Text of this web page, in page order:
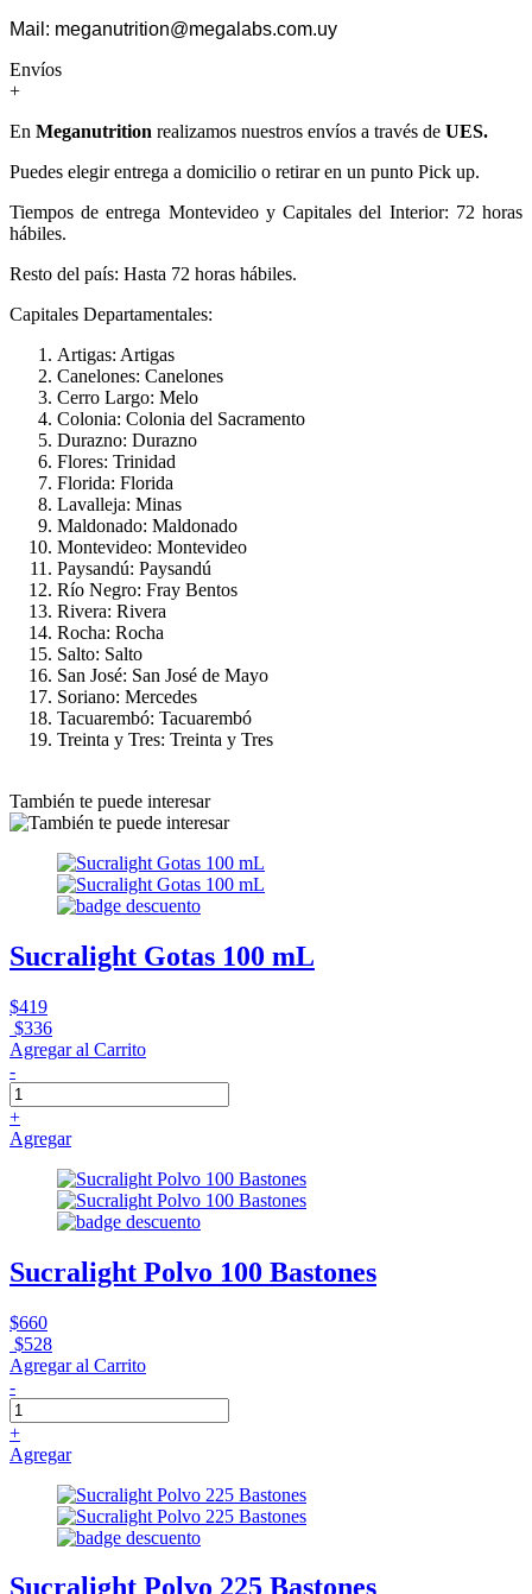
Mail: meganutrition@megalabs.com.uy
Envíos
+
En Meganutrition realizamos nuestros envíos a través de UES.
Puedes elegir entrega a domicilio o retirar en un punto Pick up.
Tiempos de entrega Montevideo y Capitales del Interior: 72 horas
hábiles.
Resto del país: Hasta 72 horas hábiles.
Capitales Departamentales:
Artigas: Artigas
Canelones: Canelones
Cerro Largo: Melo
Colonia: Colonia del Sacramento
Durazno: Durazno
Flores: Trinidad
Florida: Florida
Lavalleja: Minas
Maldonado: Maldonado
Montevideo: Montevideo
Paysandú: Paysandú
Río Negro: Fray Bentos
Rivera: Rivera
Rocha: Rocha
Salto: Salto
San José: San José de Mayo
Soriano: Mercedes
Tacuarembó: Tacuarembó
Treinta y Tres: Treinta y Tres
También te puede interesar
Sucralight Gotas 100 mL
$419
$336
Agregar al Carrito
-
+
Agregar
Sucralight Polvo 100 Bastones
$660
$528
Agregar al Carrito
-
+
Agregar
Sucralight Polvo 225 Bastones